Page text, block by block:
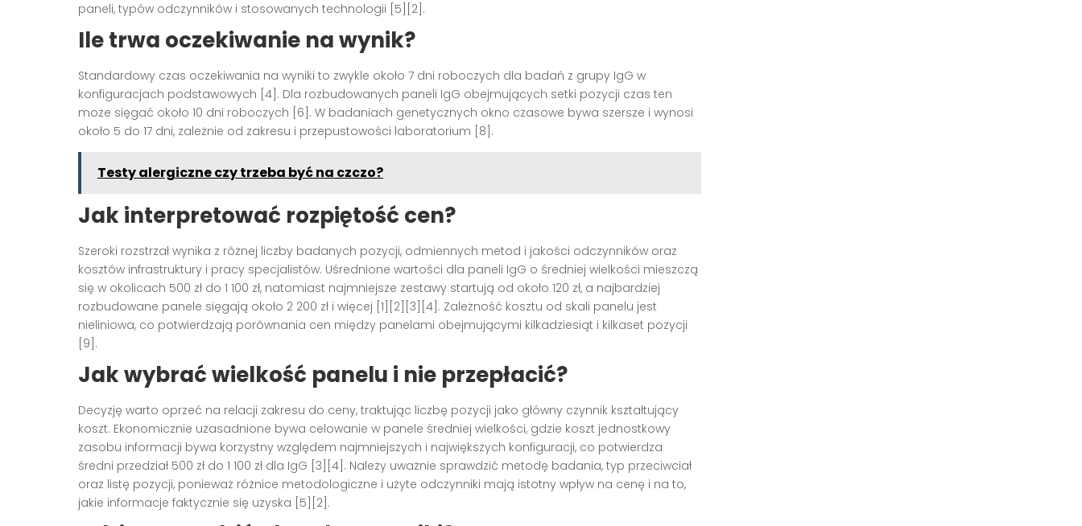
paneli, typów odczynników i stosowanych technologii [5][2].
Ile trwa oczekiwanie na wynik?
Standardowy czas oczekiwania na wyniki to zwykle około 7 dni roboczych dla badań z grupy IgG w
konfiguracjach podstawowych [4]. Dla rozbudowanych paneli IgG obejmujących setki pozycji czas ten
może sięgać około 10 dni roboczych [6]. W badaniach genetycznych okno czasowe bywa szersze i wynosi
około 5 do 17 dni, zależnie od zakresu i przepustowości laboratorium [8].
Testy alergiczne czy trzeba być na czczo?
Jak interpretować rozpiętość cen?
Szeroki rozstrzał wynika z różnej liczby badanych pozycji, odmiennych metod i jakości odczynników oraz
kosztów infrastruktury i pracy specjalistów. Uśrednione wartości dla paneli IgG o średniej wielkości mieszczą
się w okolicach 500 zł do 1 100 zł, natomiast najmniejsze zestawy startują od około 120 zł, a najbardziej
rozbudowane panele sięgają około 2 200 zł i więcej [1][2][3][4]. Zależność kosztu od skali panelu jest
nieliniowa, co potwierdzają porównania cen między panelami obejmującymi kilkadziesiąt i kilkaset pozycji
[9].
Jak wybrać wielkość panelu i nie przepłacić?
Decyzję warto oprzeć na relacji zakresu do ceny, traktując liczbę pozycji jako główny czynnik kształtujący
koszt. Ekonomicznie uzasadnione bywa celowanie w panele średniej wielkości, gdzie koszt jednostkowy
zasobu informacji bywa korzystny względem najmniejszych i największych konfiguracji, co potwierdza
średni przedział 500 zł do 1 100 zł dla IgG [3][4]. Należy uważnie sprawdzić metodę badania, typ przeciwciał
oraz listę pozycji, ponieważ różnice metodologiczne i użyte odczynniki mają istotny wpływ na cenę i na to,
jakie informacje faktycznie się uzyska [5][2].